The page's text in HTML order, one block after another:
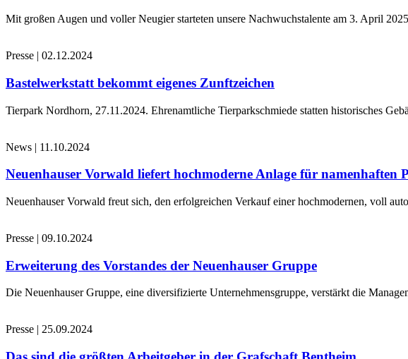
Mit großen Augen und voller Neugier starteten unsere Nachwuchstalente am 3. April
Presse | 02.12.2024
Bastelwerkstatt bekommt eigenes Zunftzeichen
Tierpark Nordhorn, 27.11.2024. Ehrenamtliche Tierparkschmiede statten historisches
News | 11.10.2024
Neuenhauser Vorwald liefert hochmoderne Anlage für namenhaften
Neuenhauser Vorwald freut sich, den erfolgreichen Verkauf einer hochmodernen, voll
Presse | 09.10.2024
Erweiterung des Vorstandes der Neuenhauser Gruppe
Die Neuenhauser Gruppe, eine diversifizierte Unternehmensgruppe, verstärkt die
Presse | 25.09.2024